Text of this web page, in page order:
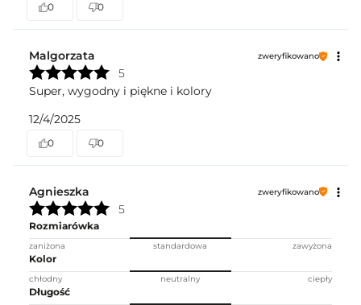
0 0
Malgorzata zweryfikowano
5
Super, wygodny i piękne i kolory
12/4/2025
0 0
Agnieszka zweryfikowano
5
Rozmiarówka
zaniżona standardowa zawyżona
Kolor
chłodny neutralny ciepły
Długość